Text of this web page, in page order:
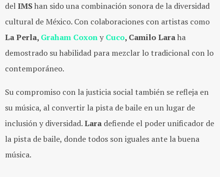
delIMShan sido una combinación sonora de la diversidad
cultural de México. Con colaboraciones con artistas como
La Perla, Graham Coxony Cuco, Camilo Laraha
demostrado su habilidad para mezclar lo tradicional con lo
contemporáneo.
Su compromiso con la justicia social también se refleja en
su música, al convertir la pista de baile en un lugar de
inclusión y diversidad.Lara defiende el poder unificador de
la pista de baile, donde todos son iguales ante la buena
música.